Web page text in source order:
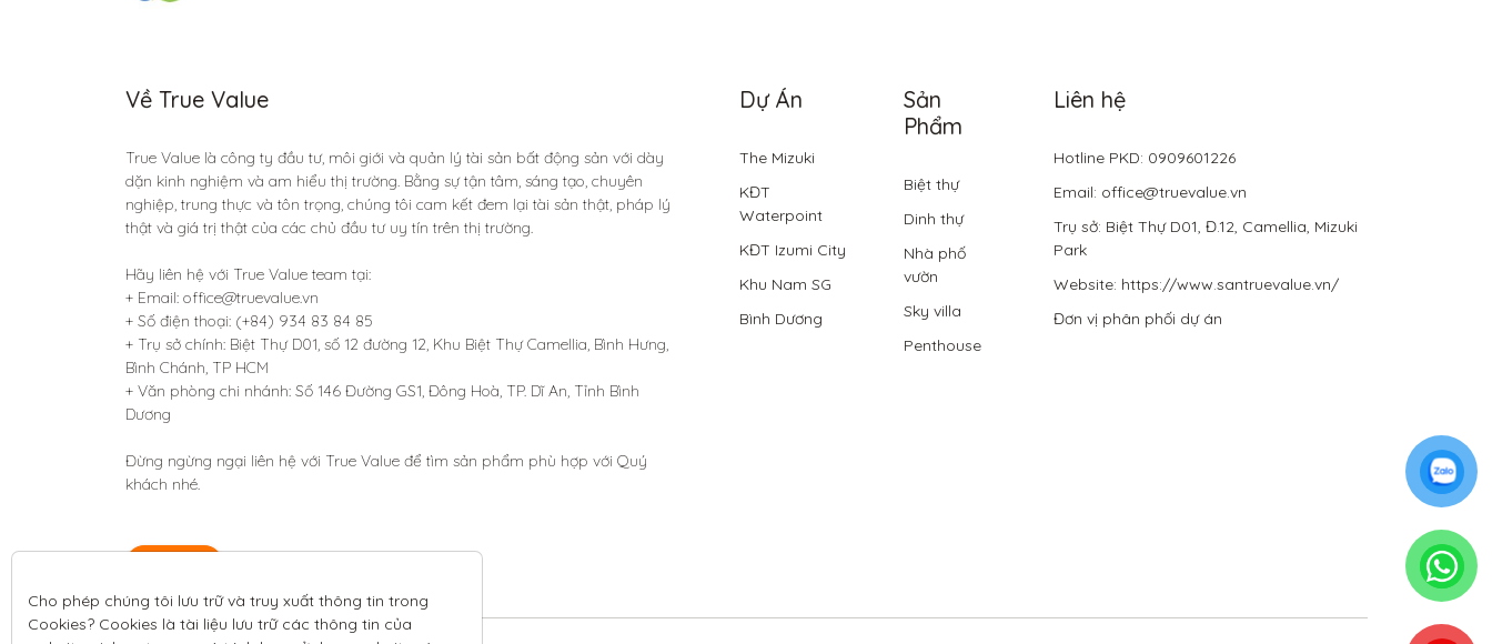
Về True Value
True Value là công ty đầu tư, môi giới và quản lý tài sản bất động sản với dày
dặn kinh nghiệm và am hiểu thị trường. Bằng sự tận tâm, sáng tạo, chuyên
nghiệp, trung thực và tôn trọng, chúng tôi cam kết đem lại tài sản thật, pháp lý
thật và giá trị thật của các chủ đầu tư uy tín trên thị trường.
Hãy liên hệ với True Value team tại:
+ Email: office@truevalue.vn
+ Số điện thoại: (+84) 934 83 84 85
+ Trụ sở chính: Biệt Thự D01, số 12 đường 12, Khu Biệt Thự Camellia, Bình Hưng,
Bình Chánh, TP HCM
+ Văn phòng chi nhánh: Số 146 Đường GS1, Đông Hoà, TP. Dĩ An, Tỉnh Bình
Dương
Đừng ngừng ngại liên hệ với True Value để tìm sản phẩm phù hợp với Quý
khách nhé.
Dự Án
The Mizuki
KĐT
Waterpoint
KĐT Izumi City
Khu Nam SG
Bình Dương
Sản
Phẩm
Biệt thự
Dinh thự
Nhà phố
vườn
Sky villa
Penthouse
Liên hệ
Hotline PKD: 0909601226
Email: office@truevalue.vn
Trụ sở: Biệt Thự D01, Đ.12, Camellia, Mizuki
Park
Website: https://www.santruevalue.vn/
Đơn vị phân phối dự án
Cho phép chúng tôi lưu trữ và truy xuất thông tin trong
Cookies? Cookies là tài liệu lưu trữ các thông tin của